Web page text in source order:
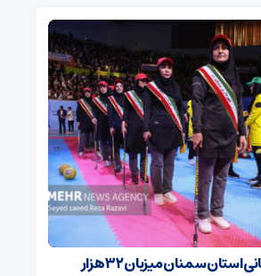
۲۷۹ پایگاه تابستانی استان سمنان میزبان ۳۲ هزار